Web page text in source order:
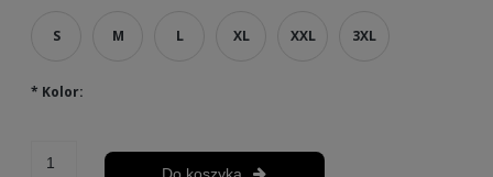
S M L XL XXL 3XL
* Kolor: